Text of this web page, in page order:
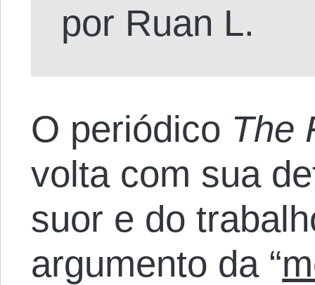
por Ruan L.
O periódico The
volta com sua
suor e do
argumento da “